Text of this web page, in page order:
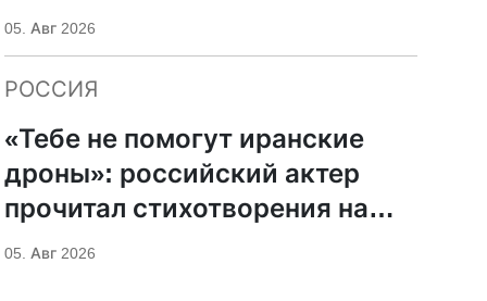
предложил иное
покровительство для
Серафима Саровского
05. Авг 2026
РОССИЯ
«Тебе не помогут иранские
дроны»: российский актер
прочитал стихотворения на
фоне храмов РПЦ
05. Авг 2026